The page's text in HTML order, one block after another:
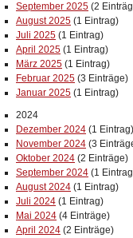
September 2025 (2
August 2025 (1 Eintrag)
Juli 2025 (1 Eintrag)
April 2025 (1 Eintrag)
März 2025 (1 Eintrag)
Februar 2025 (3 Einträge)
Januar 2025 (1 Eintrag)
2024
Dezember 2024 (1 Eintrag)
November 2024 (3
Oktober 2024 (2 Einträge)
September 2024 (1
August 2024 (1 Eintrag)
Juli 2024 (1 Eintrag)
Mai 2024 (4 Einträge)
April 2024 (2 Einträge)